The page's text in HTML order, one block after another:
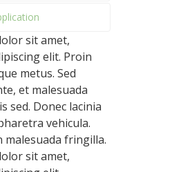
sit amet,
elit. Proin
metus. Sed
et malesuada
sed. Donec lacinia
vehicula.
malesuada fringilla.
sit amet,